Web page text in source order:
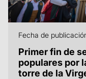
Fecha de
Primer fin de
populares por
torre de la